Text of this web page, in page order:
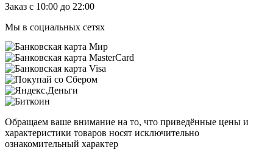
Заказ с 10:00 до 22:00
Мы в социальных сетях
Обращаем ваше внимание на то, что приведённые цены и
характеристики товаров носят исключительно
ознакомительный характер